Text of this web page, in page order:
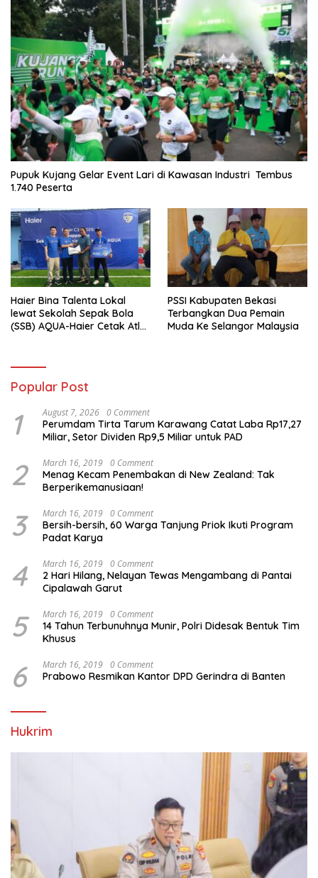
Pupuk Kujang Gelar Event Lari di Kawasan Industri Tembus
1.740 Peserta
Haier Bina Talenta Lokal
lewat Sekolah Sepak Bola
(SSB) AQUA-Haier Cetak Atlet
PSSI Kabupaten Bekasi
Terbangkan Dua Pemain
Muda Ke Selangor Malaysia
Popular Post
1 August 7, 2026 0 Comment
Perumdam Tirta Tarum Karawang Catat Laba Rp17,27
Miliar, Setor Dividen Rp9,5 Miliar untuk PAD
2 March 16, 2019 0 Comment
Menag Kecam Penembakan di New Zealand: Tak
Berperikemanusiaan!
3 March 16, 2019 0 Comment
Bersih-bersih, 60 Warga Tanjung Priok Ikuti Program
Padat Karya
4 March 16, 2019 0 Comment
2 Hari Hilang, Nelayan Tewas Mengambang di Pantai
Cipalawah Garut
5 March 16, 2019 0 Comment
14 Tahun Terbunuhnya Munir, Polri Didesak Bentuk Tim
Khusus
6 March 16, 2019 0 Comment
Prabowo Resmikan Kantor DPD Gerindra di Banten
Hukrim